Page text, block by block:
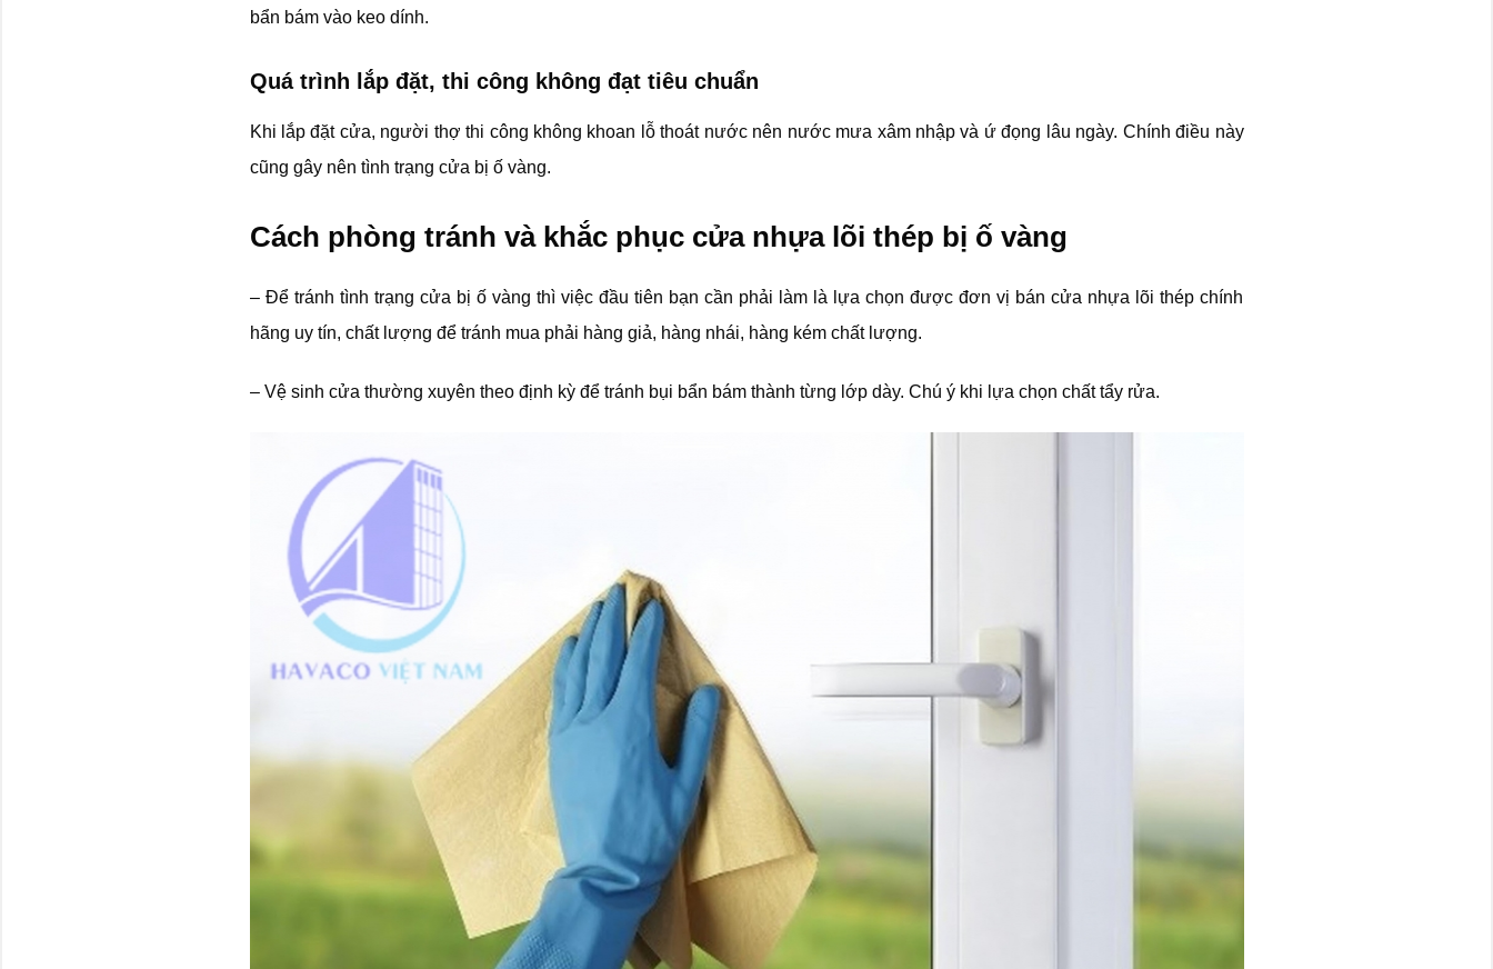
bẩn bám vào keo dính.
Quá trình lắp đặt, thi công không đạt tiêu chuẩn
Khi lắp đặt cửa, người thợ thi công không khoan lỗ thoát nước nên nước mưa xâm nhập và ứ đọng lâu ngày. Chính điều này
cũng gây nên tình trạng cửa bị ố vàng.
Cách phòng tránh và khắc phục cửa nhựa lõi thép bị ố vàng
– Để tránh tình trạng cửa bị ố vàng thì việc đầu tiên bạn cần phải làm là lựa chọn được đơn vị bán cửa nhựa lõi thép chính
hãng uy tín, chất lượng để tránh mua phải hàng giả, hàng nhái, hàng kém chất lượng.
– Vệ sinh cửa thường xuyên theo định kỳ để tránh bụi bẩn bám thành từng lớp dày. Chú ý khi lựa chọn chất tẩy rửa.